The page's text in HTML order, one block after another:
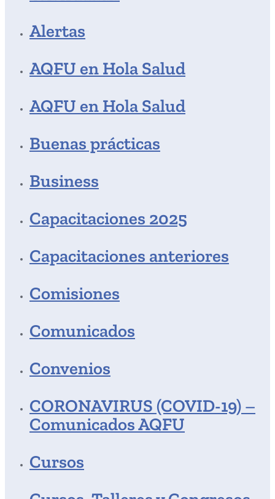
Alertas
AQFU en Hola Salud
AQFU en Hola Salud
Buenas prácticas
Business
Capacitaciones 2025
Capacitaciones anteriores
Comisiones
Comunicados
Convenios
CORONAVIRUS (COVID-19) –
Comunicados AQFU
Cursos